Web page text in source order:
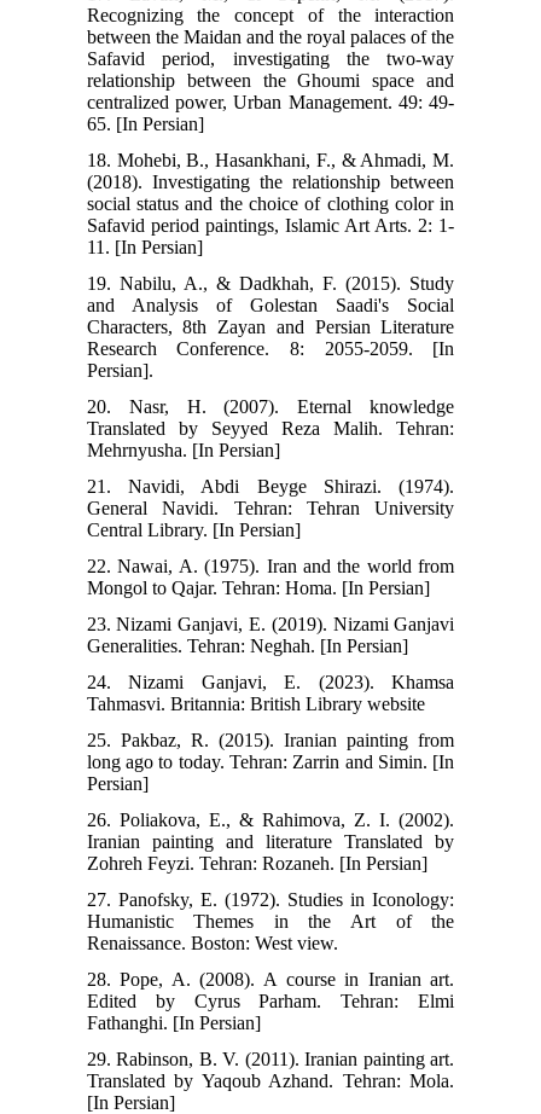
Recognizing the concept of the interaction
between the Maidan and the royal palaces of the
Safavid period, investigating the two-way
relationship between the Ghoumi space and
centralized power, Urban Management. 49: 49-
65. [In Persian]
18. Mohebi, B., Hasankhani, F., & Ahmadi, M.
(2018). Investigating the relationship between
social status and the choice of clothing color in
Safavid period paintings, Islamic Art Arts. 2: 1-
11. [In Persian]
19. Nabilu, A., & Dadkhah, F. (2015). Study
and Analysis of Golestan Saadi's Social
Characters, 8th Zayan and Persian Literature
Research Conference. 8: 2055-2059. [In
Persian].
20. Nasr, H. (2007). Eternal knowledge
Translated by Seyyed Reza Malih. Tehran:
Mehrnyusha. [In Persian]
21. Navidi, Abdi Beyge Shirazi. (1974).
General Navidi. Tehran: Tehran University
Central Library. [In Persian]
22. Nawai, A. (1975). Iran and the world from
Mongol to Qajar. Tehran: Homa. [In Persian]
23. Nizami Ganjavi, E. (2019). Nizami Ganjavi
Generalities. Tehran: Neghah. [In Persian]
24. Nizami Ganjavi, E. (2023). Khamsa
Tahmasvi. Britannia: British Library website
25. Pakbaz, R. (2015). Iranian painting from
long ago to today. Tehran: Zarrin and Simin. [In
Persian]
26. Poliakova, E., & Rahimova, Z. I. (2002).
Iranian painting and literature Translated by
Zohreh Feyzi. Tehran: Rozaneh. [In Persian]
27. Panofsky, E. (1972). Studies in Iconology:
Humanistic Themes in the Art of the
Renaissance. Boston: West view.
28. Pope, A. (2008). A course in Iranian art.
Edited by Cyrus Parham. Tehran: Elmi
Fathanghi. [In Persian]
29. Rabinson, B. V. (2011). Iranian painting art.
Translated by Yaqoub Azhand. Tehran: Mola.
[In Persian]